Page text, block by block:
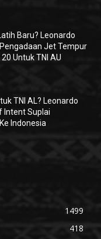
Baru? Leonardo
Jet Tempur
Untuk TNI AU
TNI AL? Leonardo
Intent Suplai
Indonesia
1499
418